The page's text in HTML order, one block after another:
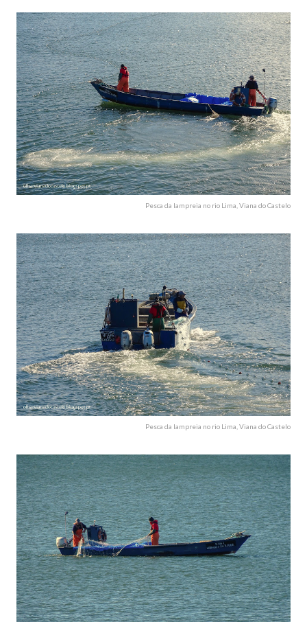
Pesca da lampreia no rio Lima, Viana do Castelo
Pesca da lampreia no rio Lima, Viana do Castelo